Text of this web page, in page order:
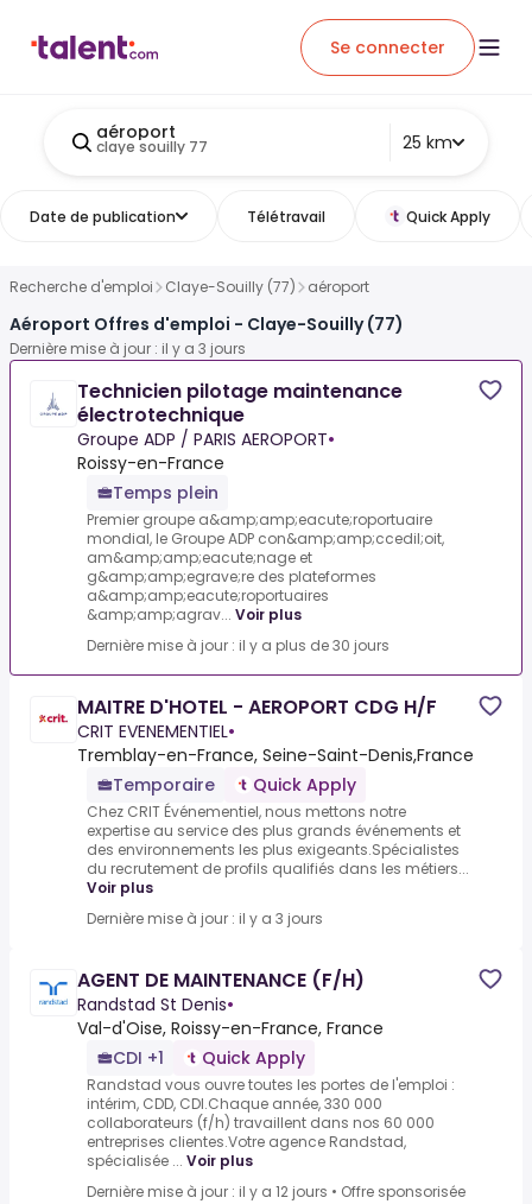
Se connecter
aéroport
claye souilly 77 25 km
Date de publication Télétravail Quick Apply
Recherche d'emploi Claye-Souilly (77) aéroport
Aéroport Offres d'emploi - Claye-Souilly (77)
Dernière mise à jour : il y a 3 jours
Technicien pilotage maintenance
électrotechnique
Groupe ADP / PARIS AEROPORT•
Roissy-en-France
Temps plein
Premier groupe a&amp;amp;eacute;roportuaire
mondial, le Groupe ADP con&amp;amp;ccedil;oit,
am&amp;amp;eacute;nage et
g&amp;amp;egrave;re des plateformes
a&amp;amp;eacute;roportuaires
&amp;amp;agrav... Voir plus
Dernière mise à jour : il y a plus de 30 jours
MAITRE D'HOTEL - AEROPORT CDG H/F
CRIT EVENEMENTIEL•
Tremblay-en-France, Seine-Saint-Denis,France
Temporaire
Quick Apply
Chez CRIT Événementiel, nous mettons notre
expertise au service des plus grands événements et
des environnements les plus exigeants.Spécialistes
du recrutement de profils qualifiés dans les métiers...
Voir plus
Dernière mise à jour : il y a 3 jours
AGENT DE MAINTENANCE (F/H)
Randstad St Denis•
Val-d'Oise, Roissy-en-France, France
CDI +1
Quick Apply
Randstad vous ouvre toutes les portes de l'emploi :
intérim, CDD, CDI.Chaque année, 330 000
collaborateurs (f/h) travaillent dans nos 60 000
entreprises clientes.Votre agence Randstad,
spécialisée ... Voir plus
Dernière mise à jour : il y a 12 jours • Offre sponsorisée